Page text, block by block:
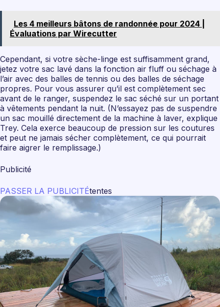
Les 4 meilleurs bâtons de randonnée pour 2024 |
Évaluations par Wirecutter
Cependant, si votre sèche-linge est suffisamment grand,
jetez votre sac lavé dans la fonction air fluff ou séchage à
l’air avec des balles de tennis ou des balles de séchage
propres. Pour vous assurer qu’il est complètement sec
avant de le ranger, suspendez le sac séché sur un portant
à vêtements pendant la nuit. (N’essayez pas de suspendre
un sac mouillé directement de la machine à laver, explique
Trey. Cela exerce beaucoup de pression sur les coutures
et peut ne jamais sécher complètement, ce qui pourrait
faire aigrer le remplissage.)
Publicité
PASSER LA PUBLICITÉtentes